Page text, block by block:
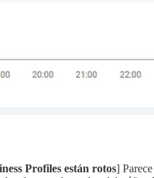
Profiles están rotos]